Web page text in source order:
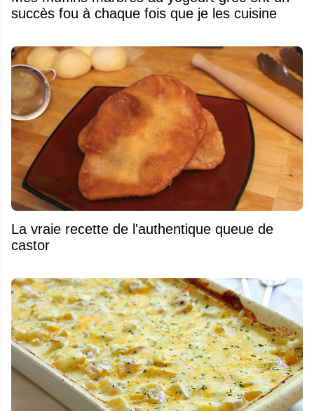
succès fou à chaque fois que je les cuisine
La vraie recette de l'authentique queue de
castor